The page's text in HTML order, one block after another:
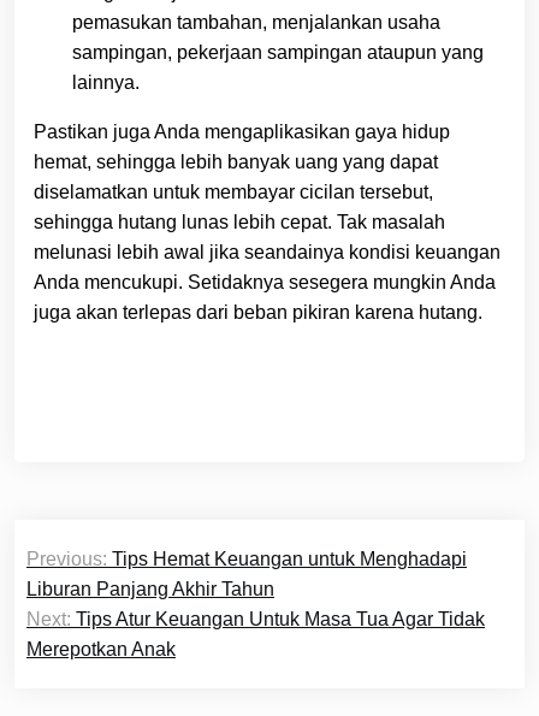
pemasukan tambahan, menjalankan usaha
sampingan, pekerjaan sampingan ataupun yang
lainnya.
Pastikan juga Anda mengaplikasikan gaya hidup
hemat, sehingga lebih banyak uang yang dapat
diselamatkan untuk membayar cicilan tersebut,
sehingga hutang lunas lebih cepat. Tak masalah
melunasi lebih awal jika seandainya kondisi keuangan
Anda mencukupi. Setidaknya sesegera mungkin Anda
juga akan terlepas dari beban pikiran karena hutang.
Post
navigation
Previous: Tips Hemat Keuangan untuk Menghadapi
Liburan Panjang Akhir Tahun
Next: Tips Atur Keuangan Untuk Masa Tua Agar Tidak
Merepotkan Anak